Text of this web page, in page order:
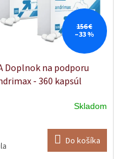
156 €
–33 %
Doplnok na podporu
- 360 kapsúl
Skladom
Do košíka